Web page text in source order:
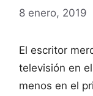
8 enero, 2019
El escritor
televisión en
menos en el